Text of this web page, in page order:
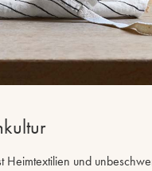
Heimtextilien und